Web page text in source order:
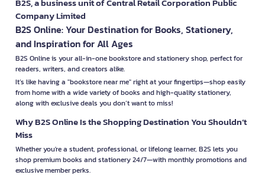
Company Limited
B2S Online: Your Destination for Books, Stationery,
and Inspiration for All Ages
B2S Online is your all-in-one bookstore and stationery shop, perfect for
readers, writers, and creators alike.
It’s like having a "bookstore near me" right at your fingertips—shop easily
from home with a wide variety of books and high-quality stationery,
along with exclusive deals you don’t want to miss!
Why B2S Online Is the Shopping Destination You Shouldn’t
Miss
Whether you're a student, professional, or lifelong learner, B2S lets you
shop premium books and stationery 24/7—with monthly promotions and
exclusive member perks.